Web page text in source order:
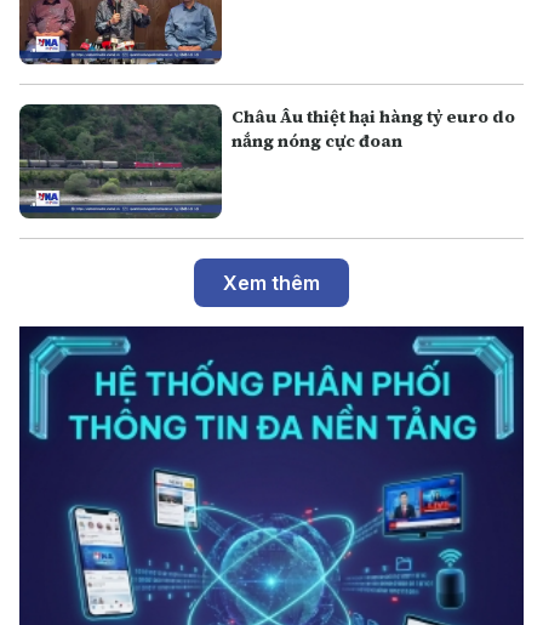
Châu Âu thiệt hại hàng tỷ euro do
nắng nóng cực đoan
Xem thêm